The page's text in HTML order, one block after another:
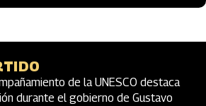
de la UNESCO destaca
durante el gobierno de Gustavo